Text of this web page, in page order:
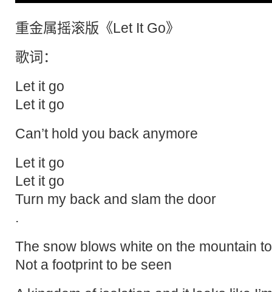
重金属摇滚版《Let It Go》
歌词：
Let it go
Let it go
Can’t hold you back anymore
Let it go
Let it go
Turn my back and slam the door
.
The snow blows white on the mountain
Not a footprint to be seen